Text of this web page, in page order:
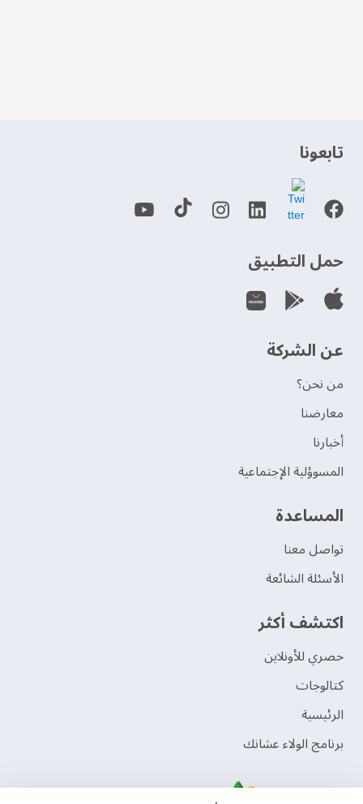
‫تابعونا‬
حمل التطبيق
عن الشركة
من نحن؟
‫معارضنا‬
‫أخبارنا‬
المسوؤلية الإجتماعية
‫المساعدة‬
تواصل معنا
الأسئلة الشائعة
اكتشف أكثر
حصري للأونلاين
‫كتالوجات‬
الرئيسية
برنامج الولاء عشانك